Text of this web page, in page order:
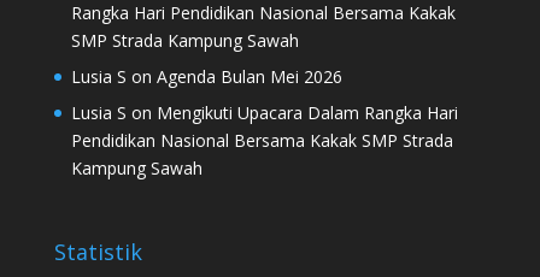
Rangka Hari Pendidikan Nasional Bersama Kakak
SMP Strada Kampung Sawah
Lusia S on Agenda Bulan Mei 2026
Lusia S on Mengikuti Upacara Dalam Rangka Hari
Pendidikan Nasional Bersama Kakak SMP Strada
Kampung Sawah
Statistik